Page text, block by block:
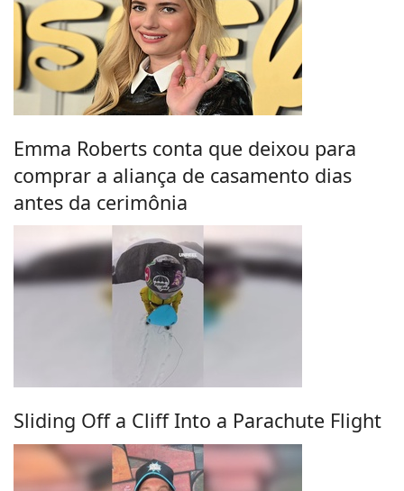
Emma Roberts conta que deixou para
comprar a aliança de casamento dias
antes da cerimônia
Sliding Off a Cliff Into a Parachute Flight